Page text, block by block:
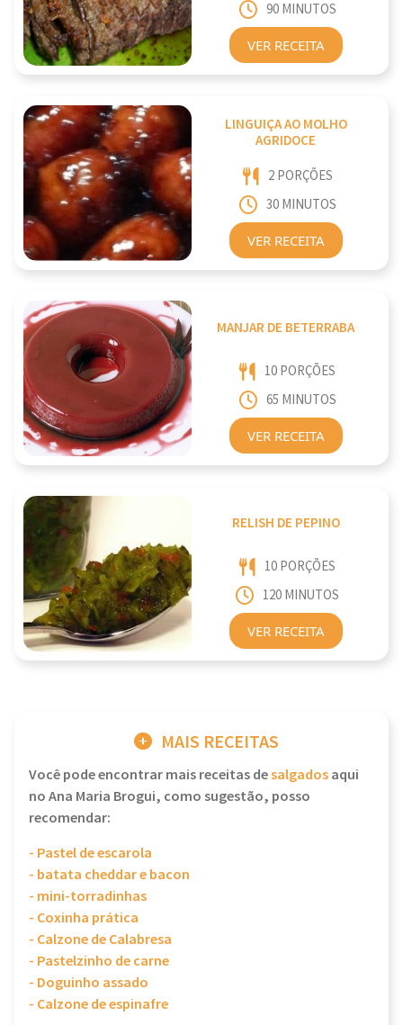
90 MINUTOS
VER RECEITA
LINGUIÇA AO MOLHO
AGRIDOCE
2 PORÇÕES
30 MINUTOS
VER RECEITA
MANJAR DE BETERRABA
10 PORÇÕES
65 MINUTOS
VER RECEITA
RELISH DE PEPINO
10 PORÇÕES
120 MINUTOS
VER RECEITA
MAIS RECEITAS
Você pode encontrar mais receitas desalgadosaqui
no Ana Maria Brogui, como sugestão, posso
recomendar:
- Pastel de escarola
- batata cheddar e bacon
- mini-torradinhas
- Coxinha prática
- Calzone de Calabresa
- Pastelzinho de carne
- Doguinho assado
- Calzone de espinafre